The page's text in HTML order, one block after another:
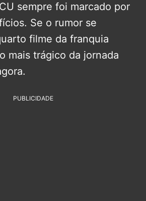
sempre foi marcado por
Se o rumor se
filme da franquia
mais trágico da jornada
PUBLICIDADE